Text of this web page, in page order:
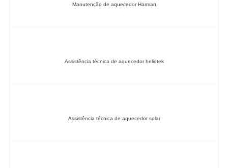
Manutenção de aquecedor Harman
Assistência técnica de aquecedor heliotek
Assistência técnica de aquecedor solar